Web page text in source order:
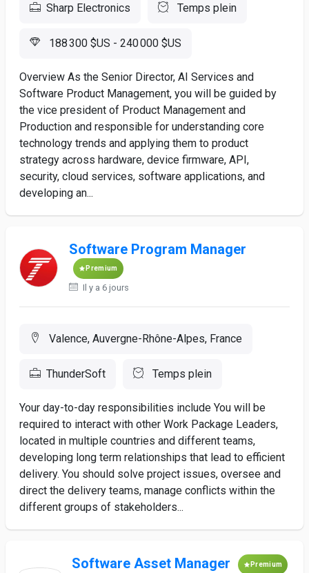
Sharp Electronics Temps plein
188 300 $US - 240 000 $US
Overview As the Senior Director, AI Services and
Software Product Management, you will be guided by
the vice president of Product Management and
Production and responsible for understanding core
technology trends and applying them to product
strategy across hardware, device firmware, API,
security, cloud services, software applications, and
developing an...
Software Program Manager
Premium
Il y a 6 jours
Valence, Auvergne-Rhône-Alpes, France
ThunderSoft Temps plein
Your day-to-day responsibilities include You will be
required to interact with other Work Package Leaders,
located in multiple countries and different teams,
developing long term relationships that lead to efficient
delivery. You should solve project issues, oversee and
direct the delivery teams, manage conflicts within the
different groups of stakeholders...
Software Asset Manager Premium